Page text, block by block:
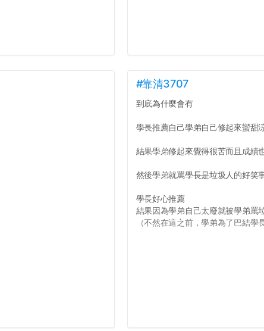
#靠清3707
到底為什麼會有
學長推薦自己學弟自己修起來蠻甜
結果學弟修起來覺得很苦而且成績
然後學弟就罵學長是垃圾人的好笑
學長好心推薦
結果因為學弟自己太廢就被學弟罵
（不然在這之前，學弟為了巴結